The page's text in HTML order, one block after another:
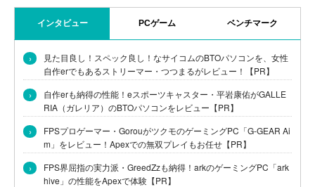
インタビュー PCゲーム ベンチマーク
›
見た目良し！スペック良し！なサイコムのBTOパソコンを、女性
自作erでもあるストリーマー・つつまるがレビュー！【PR】
›
自作erも納得の性能！eスポーツキャスター・平岩康佑がGALLE
RIA（ガレリア）のBTOパソコンをレビュー【PR】
›
FPSプロゲーマー・GorouがツクモのゲーミングPC「G-GEAR Ai
m」をレビュー！Apexでの無双プレイもお任せ【PR】
›
FPS界屈指の実力派・GreedZzも納得！arkのゲーミングPC「ark
hive」の性能をApexで体験【PR】